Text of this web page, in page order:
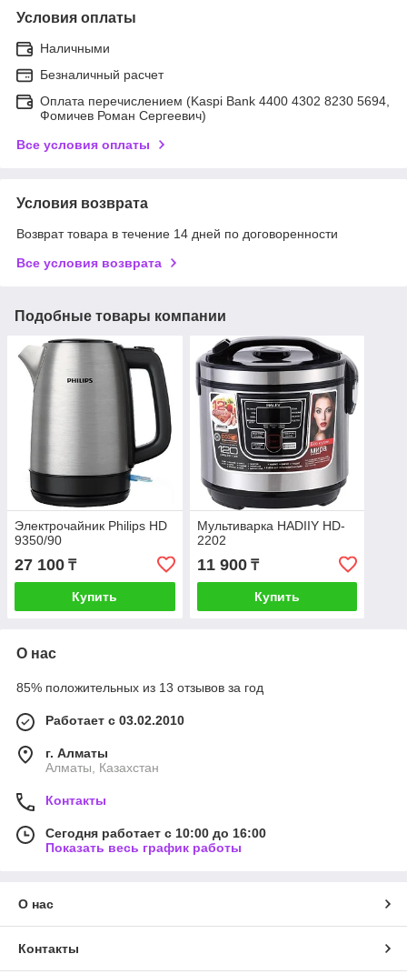
Условия оплаты
Наличными
Безналичный расчет
Оплата перечислением (Kaspi Bank 4400 4302 8230 5694,
Фомичев Роман Сергеевич)
Все условия оплаты
Условия возврата
Возврат товара в течение 14 дней по договоренности
Все условия возврата
Подобные товары компании
Электрочайник Philips HD
9350/90
27 100 ₸
Купить
Мультиварка HADIIY HD-
2202
11 900₸
Купить
О нас
85% положительных из 13 отзывов за год
Работает с 03.02.2010
г. Алматы
Алматы, Казахстан
Контакты
Сегодня работает с 10:00 до 16:00
Показать весь график работы
О нас
Контакты